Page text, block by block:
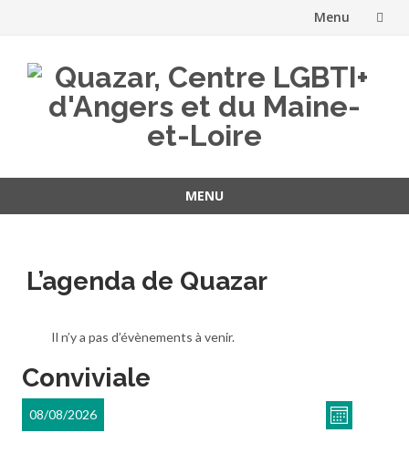
Menu
contenu
MENU
L’agenda de Quazar
Il n’y a pas d’évènements à venir.
Conviviale
par
de
Mois
08/08/2026